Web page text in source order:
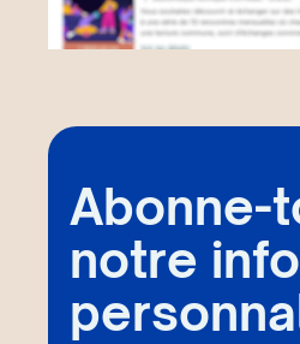
Abonne-
notre